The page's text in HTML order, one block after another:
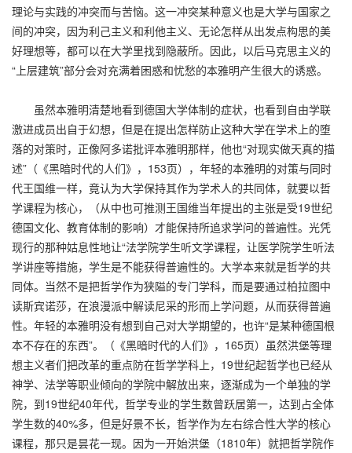
理论与实践的冲突而与苦恼。这一冲突某种意义也是大学与国家之
间的冲突，因为利己主义和利他主义、无论怎样从出发点构思的美
好理想等，都可以在大学里找到隐蔽所。因此，以后马克思主义的
“上层建筑”部分会对充满着困惑和忧愁的本雅明产生很大的诱惑。
虽然本雅明清楚地看到德国大学体制的症状，也看到自由学联
激进成员出自于幻想，但是在提出怎样防止这种大学在学术上的堕
落的对策时，正像阿多诺批评本雅明那样，他也“对现实做天真的描
述”（《黑暗时代的人们》，153页），年轻的本雅明的对策与同时
代王国维一样，竟认为大学保持其作为学术人的共同体，就要以哲
学课程为核心，（从中也可推测王国维当年提出的主张是受19世纪
德国文化、教育体制的影响）才能保持所追求学问的普遍性。光凭
现行的那种姑息性地让“法学院学生听文学课程，让医学院学生听法
学讲座等措施，学生是不能获得普遍性的。大学本来就是哲学的共
同体。当然不是把哲学作为狭隘的专门学科，而是要通过柏拉图中
读斯宾诺莎，在浪漫派中解读尼采的形而上学问题，从而获得普遍
性。年轻的本雅明没有想到自己对大学期望的，也许“是某种德国根
本不存在的东西”。（《黑暗时代的人们》，165页）虽然洪堡等理
想主义者们把改革的重点防在哲学学科上，19世纪起哲学也已经从
神学、法学等职业倾向的学院中解放出来，逐渐成为一个单独的学
院，到19世纪40年代，哲学专业的学生数曾跃居第一，达到占全体
学生数的40%多，但是好景不长，哲学作为左右综合性大学的核心
课程，那只是昙花一现。因为一开始洪堡（1810年）就把哲学院作